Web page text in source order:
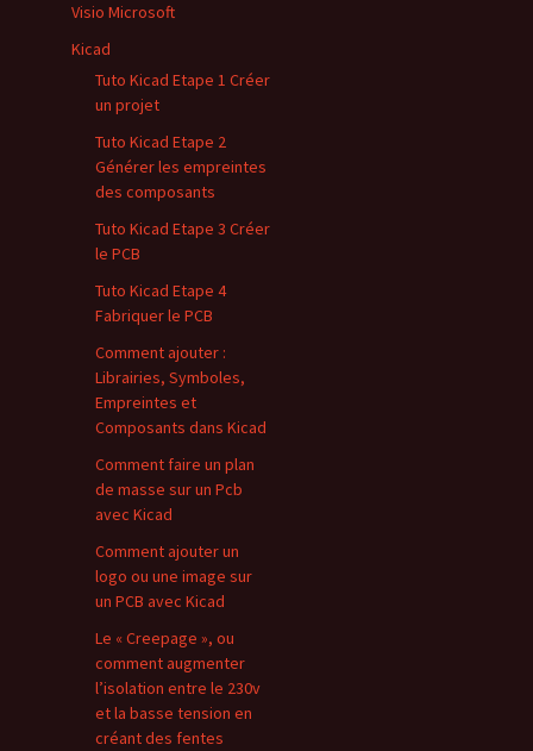
Visio Microsoft
Kicad
Tuto Kicad Etape 1 Créer
un projet
Tuto Kicad Etape 2
Générer les empreintes
des composants
Tuto Kicad Etape 3 Créer
le PCB
Tuto Kicad Etape 4
Fabriquer le PCB
Comment ajouter :
Librairies, Symboles,
Empreintes et
Composants dans Kicad
Comment faire un plan
de masse sur un Pcb
avec Kicad
Comment ajouter un
logo ou une image sur
un PCB avec Kicad
Le « Creepage », ou
comment augmenter
l’isolation entre le 230v
et la basse tension en
créant des fentes